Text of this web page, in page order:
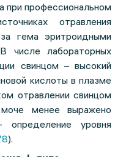
при профессиональном
отравления
гема эритроидными
числе лабораторных
свинцом – высокий
кислоты в плазме
отравлении свинцом
менее выражено
определение уровня
).